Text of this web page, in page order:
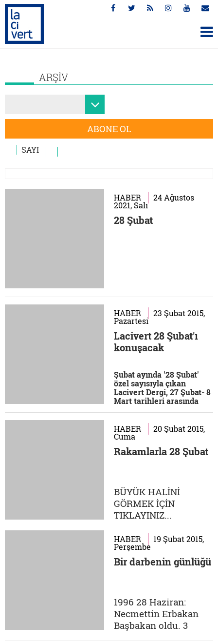
ARŞİV
ABONE OL
SAYI
HABER 24 Ağustos
2021, Salı
28 Şubat
HABER 23 Şubat 2015,
Pazartesi
Lacivert 28 Şubat'ı
konuşacak
Şubat ayında '28 Şubat'
özel sayısıyla çıkan
Lacivert Dergi, 27 Şubat- 8
Mart tarihleri arasında
Hatırlamak' konulu bir
panel...
HABER 20 Şubat 2015,
Cuma
Rakamlarla 28 Şubat
BÜYÜK HALİNİ
GÖRMEK İÇİN
TIKLAYINIZ...
HABER 19 Şubat 2015,
Perşembe
Bir darbenin günlüğü
1996 28 Haziran:
Necmettin Erbakan
Başbakan oldu. 3